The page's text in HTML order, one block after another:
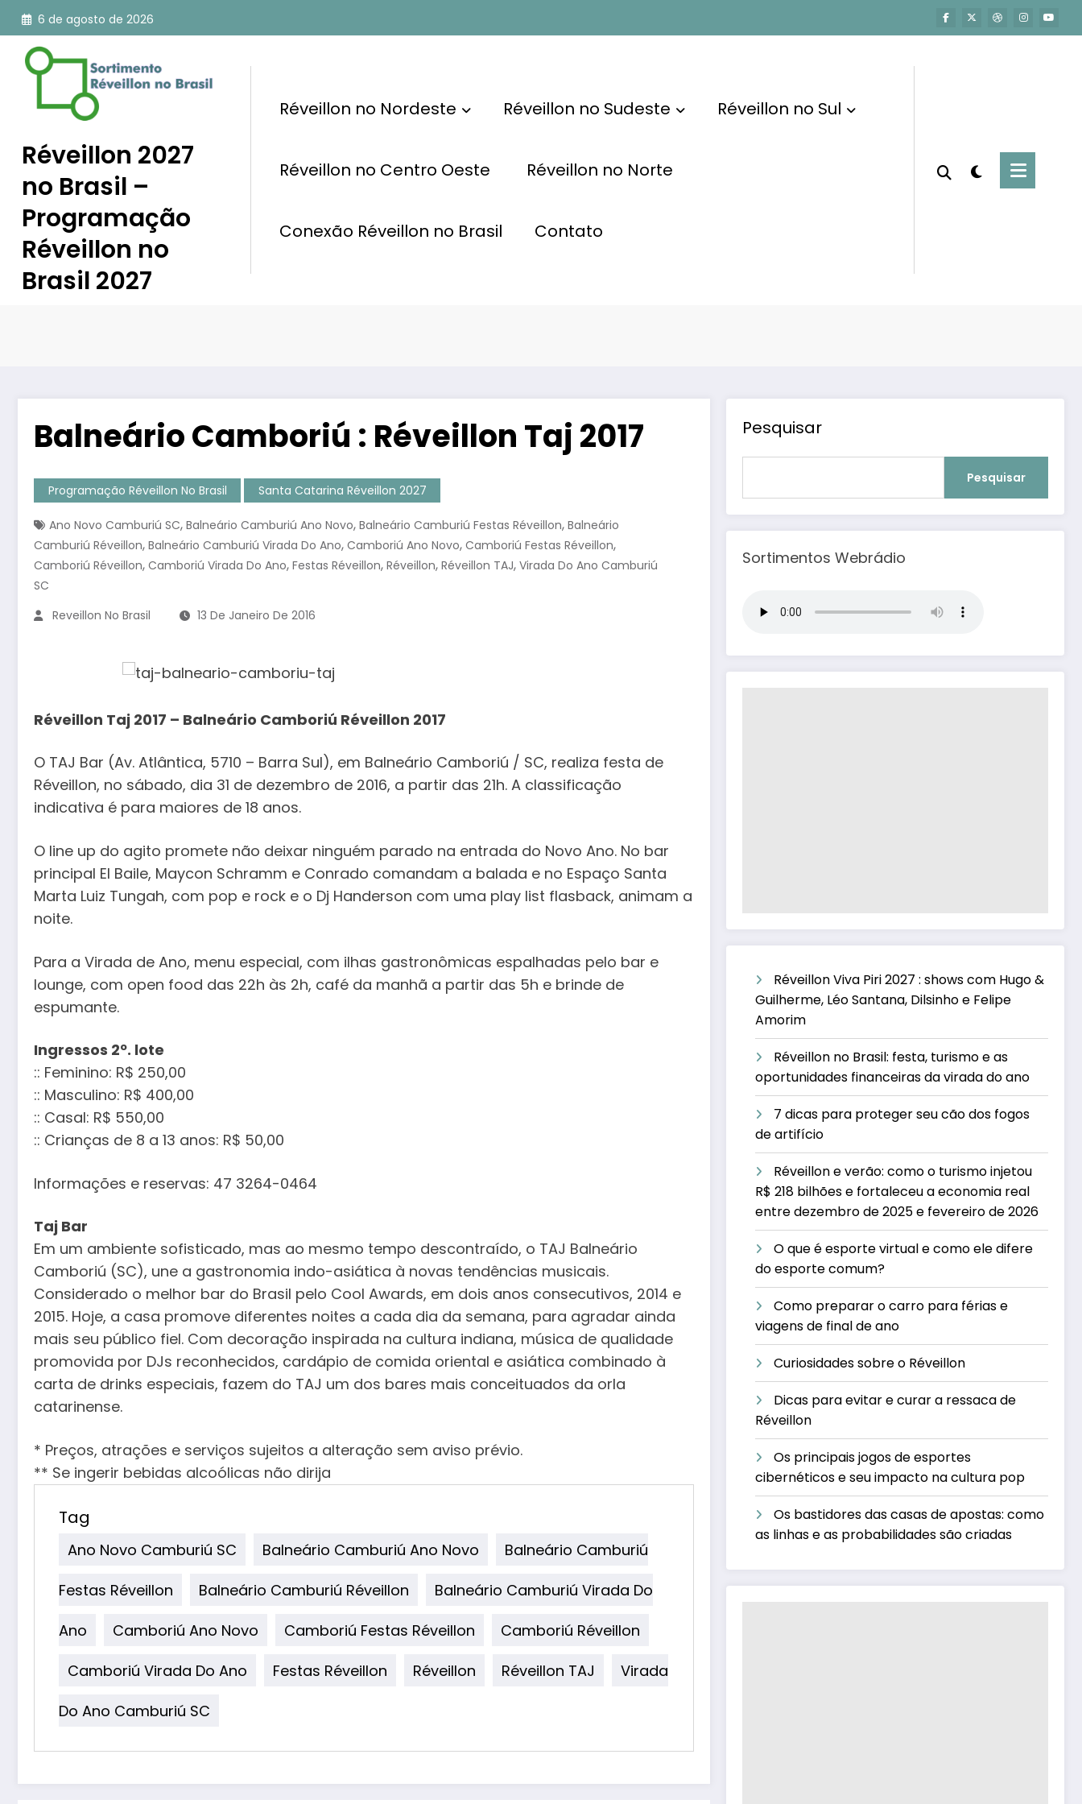
Pular
para
conteúdo
6 de agosto de 2026
Réveillon 2027
no Brasil –
Programação
Réveillon no
Brasil 2027
Réveillon no Nordeste Réveillon no Sudeste Réveillon no Sul
Réveillon no Centro Oeste Réveillon no Norte
Conexão Réveillon no Brasil Contato
Balneário Camboriú : Réveillon Taj 2017
Programação Réveillon No Brasil Santa Catarina Réveillon 2027
Ano Novo Camburiú SC, Balneário Camburiú Ano Novo, Balneário Camburiú Festas Réveillon, Balneário
Camburiú Réveillon, Balneário Camburiú Virada Do Ano, Camboriú Ano Novo, Camboriú Festas Réveillon,
Camboriú Réveillon, Camboriú Virada Do Ano, Festas Réveillon, Réveillon, Réveillon TAJ, Virada Do Ano Camburiú
SC
Reveillon No Brasil
13 De Janeiro De 2016
Réveillon Taj 2017 – Balneário Camboriú Réveillon 2017
O TAJ Bar (Av. Atlântica, 5710 – Barra Sul), em Balneário Camboriú / SC, realiza festa de
Réveillon, no sábado, dia 31 de dezembro de 2016, a partir das 21h. A classificação
indicativa é para maiores de 18 anos.
O line up do agito promete não deixar ninguém parado na entrada do Novo Ano. No bar
principal El Baile, Maycon Schramm e Conrado comandam a balada e no Espaço Santa
Marta Luiz Tungah, com pop e rock e o Dj Handerson com uma play list flasback, animam a
noite.
Para a Virada de Ano, menu especial, com ilhas gastronômicas espalhadas pelo bar e
lounge, com open food das 22h às 2h, café da manhã a partir das 5h e brinde de
espumante.
Ingressos 2º. lote
:: Feminino: R$ 250,00
:: Masculino: R$ 400,00
:: Casal: R$ 550,00
:: Crianças de 8 a 13 anos: R$ 50,00
Informações e reservas: 47 3264-0464
Taj Bar
Em um ambiente sofisticado, mas ao mesmo tempo descontraído, o TAJ Balneário
Camboriú (SC), une a gastronomia indo-asiática à novas tendências musicais.
Considerado o melhor bar do Brasil pelo Cool Awards, em dois anos consecutivos, 2014 e
2015. Hoje, a casa promove diferentes noites a cada dia da semana, para agradar ainda
mais seu público fiel. Com decoração inspirada na cultura indiana, música de qualidade
promovida por DJs reconhecidos, cardápio de comida oriental e asiática combinado à
carta de drinks especiais, fazem do TAJ um dos bares mais conceituados da orla
catarinense.
* Preços, atrações e serviços sujeitos a alteração sem aviso prévio.
** Se ingerir bebidas alcoólicas não dirija
Tag
Ano Novo Camburiú SC Balneário Camburiú Ano Novo
Balneário Camburiú
Festas Réveillon
Balneário Camburiú Réveillon
Balneário Camburiú Virada Do
Ano
Camboriú Ano Novo Camboriú Festas Réveillon
Camboriú Réveillon
Camboriú Virada Do Ano
Festas Réveillon Réveillon Réveillon TAJ
Virada
Do Ano Camburiú SC
Pesquisar
Pesquisar
Sortimentos Webrádio
Réveillon Viva Piri 2027 : shows com Hugo &
Guilherme, Léo Santana, Dilsinho e Felipe
Amorim
Réveillon no Brasil: festa, turismo e as
oportunidades financeiras da virada do ano
7 dicas para proteger seu cão dos fogos
de artifício
Réveillon e verão: como o turismo injetou
R$ 218 bilhões e fortaleceu a economia real
entre dezembro de 2025 e fevereiro de 2026
O que é esporte virtual e como ele difere
do esporte comum?
Como preparar o carro para férias e
viagens de final de ano
Curiosidades sobre o Réveillon
Dicas para evitar e curar a ressaca de
Réveillon
Os principais jogos de esportes
cibernéticos e seu impacto na cultura pop
Os bastidores das casas de apostas: como
as linhas e as probabilidades são criadas